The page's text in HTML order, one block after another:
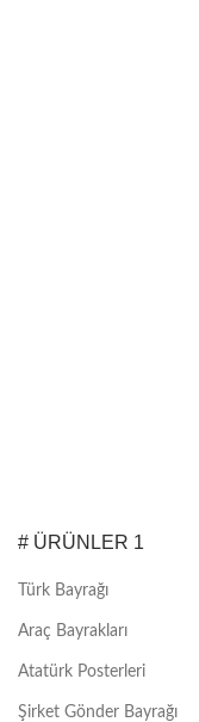
# ÜRÜNLER 1
Türk Bayrağı
Araç Bayrakları
Atatürk Posterleri
Şirket Gönder Bayrağı